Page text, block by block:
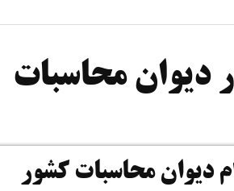
تست mbti
تست هالند
دیوان محاسبات
دیوان محاسبات کشور